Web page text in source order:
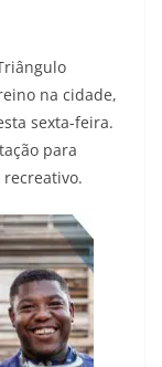
na cidade,
sexta-feira.
para